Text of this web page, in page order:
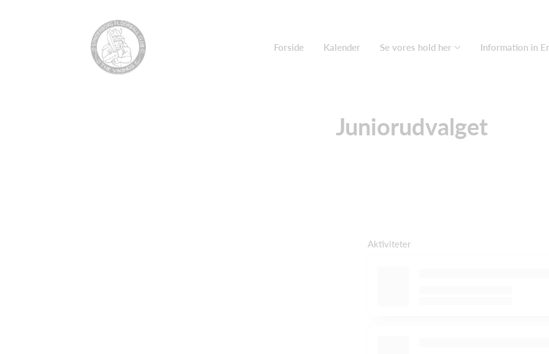
Forside Kalender Se vores hold her Information in
Juniorudvalget
Aktiviteter